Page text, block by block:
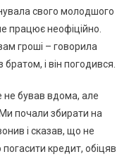
свого молодшого
працює неофіційно.
гроші – говорила
і він погодився.
не бував вдома, але
почали збирати на
і сказав, що не
кредит, обіцяв